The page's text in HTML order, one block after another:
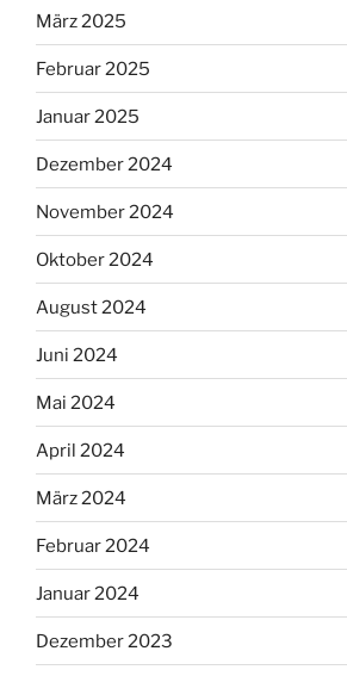
März 2025
Februar 2025
Januar 2025
Dezember 2024
November 2024
Oktober 2024
August 2024
Juni 2024
Mai 2024
April 2024
März 2024
Februar 2024
Januar 2024
Dezember 2023